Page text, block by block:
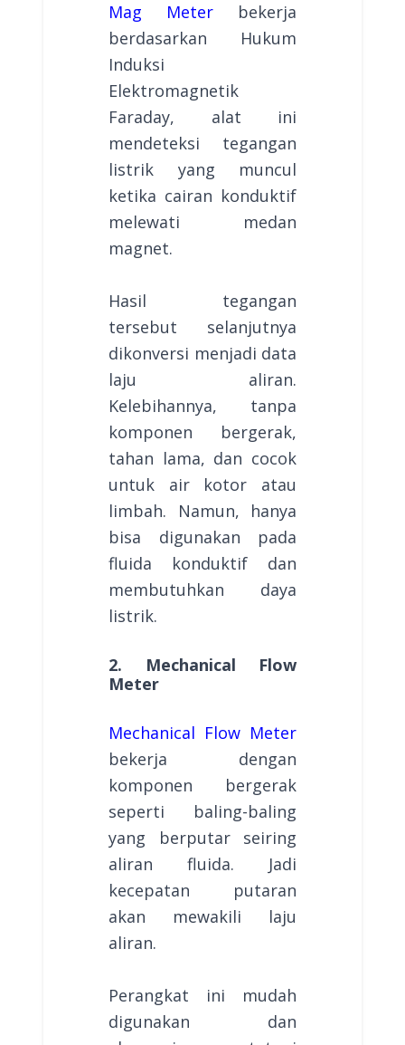
Mag Meter bekerja
berdasarkan Hukum
Induksi
Elektromagnetik
Faraday, alat ini
mendeteksi tegangan
listrik yang muncul
ketika cairan konduktif
melewati medan
magnet.
Hasil tegangan
tersebut selanjutnya
dikonversi menjadi data
laju aliran.
Kelebihannya, tanpa
komponen bergerak,
tahan lama, dan cocok
untuk air kotor atau
limbah. Namun, hanya
bisa digunakan pada
fluida konduktif dan
membutuhkan daya
listrik.
2. Mechanical Flow
Meter
Mechanical Flow Meter
bekerja dengan
komponen bergerak
seperti baling-baling
yang berputar seiring
aliran fluida. Jadi
kecepatan putaran
akan mewakili laju
aliran.
Perangkat ini mudah
digunakan dan